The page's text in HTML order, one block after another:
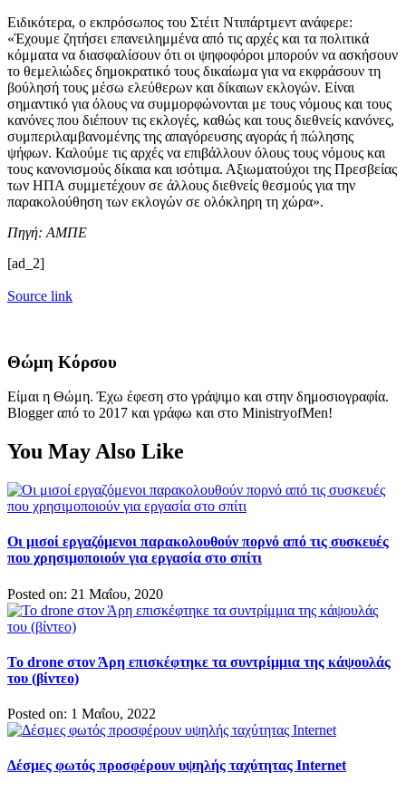
Ειδικότερα, ο εκπρόσωπος του Στέιτ Ντιπάρτμεντ ανάφερε:
«Έχουμε ζητήσει επανειλημμένα από τις αρχές και τα πολιτικά
κόμματα να διασφαλίσουν ότι οι ψηφοφόροι μπορούν να ασκήσουν
το θεμελιώδες δημοκρατικό τους δικαίωμα για να εκφράσουν τη
βούλησή τους μέσω ελεύθερων και δίκαιων εκλογών. Είναι
σημαντικό για όλους να συμμορφώνονται με τους νόμους και τους
κανόνες που διέπουν τις εκλογές, καθώς και τους διεθνείς κανόνες,
συμπεριλαμβανομένης της απαγόρευσης αγοράς ή πώλησης
ψήφων. Καλούμε τις αρχές να επιβάλλουν όλους τους νόμους και
τους κανονισμούς δίκαια και ισότιμα. Αξιωματούχοι της Πρεσβείας
των ΗΠΑ συμμετέχουν σε άλλους διεθνείς θεσμούς για την
παρακολούθηση των εκλογών σε ολόκληρη τη χώρα».
Πηγή: ΑΜΠΕ
[ad_2]
Source link
Θώμη Κόρσου
Είμαι η Θώμη. Έχω έφεση στο γράψιμο και στην δημοσιογραφία.
Blogger από το 2017 και γράφω και στο MinistryofMen!
You May Also Like
Οι μισοί εργαζόμενοι παρακολουθούν πορνό από τις συσκευές
που χρησιμοποιούν για εργασία στο σπίτι
Posted on: 21 Μαΐου, 2020
To drone στον Άρη επισκέφτηκε τα συντρίμμια της κάψουλάς
του (βίντεο)
Posted on: 1 Μαΐου, 2022
Δέσμες φωτός προσφέρουν υψηλής ταχύτητας Internet